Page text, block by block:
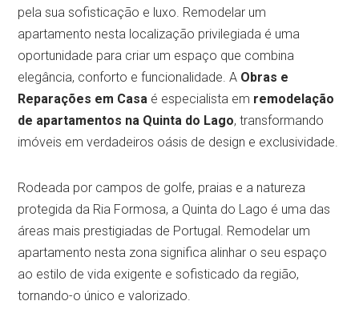
pela sua sofisticação e luxo. Remodelar um
apartamento nesta localização privilegiada é uma
oportunidade para criar um espaço que combina
elegância, conforto e funcionalidade. A Obras e
Reparações em Casa é especialista em remodelação
de apartamentos na Quinta do Lago, transformando
imóveis em verdadeiros oásis de design e exclusividade.
Rodeada por campos de golfe, praias e a natureza
protegida da Ria Formosa, a Quinta do Lago é uma das
áreas mais prestigiadas de Portugal. Remodelar um
apartamento nesta zona significa alinhar o seu espaço
ao estilo de vida exigente e sofisticado da região,
tornando-o único e valorizado.